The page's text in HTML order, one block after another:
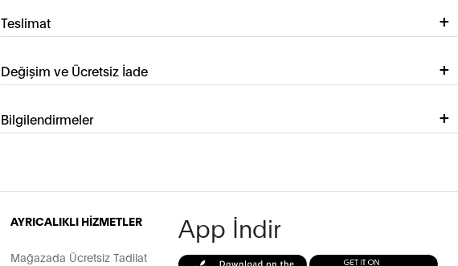
Teslimat
Değişim ve Ücretsiz İade
Bilgilendirmeler
AYRICALIKLI HİZMETLER
Mağazada Ücretsiz Tadilat
App İndir